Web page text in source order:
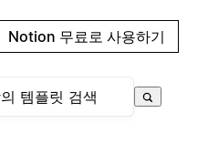
Notion 무료로 사용하기